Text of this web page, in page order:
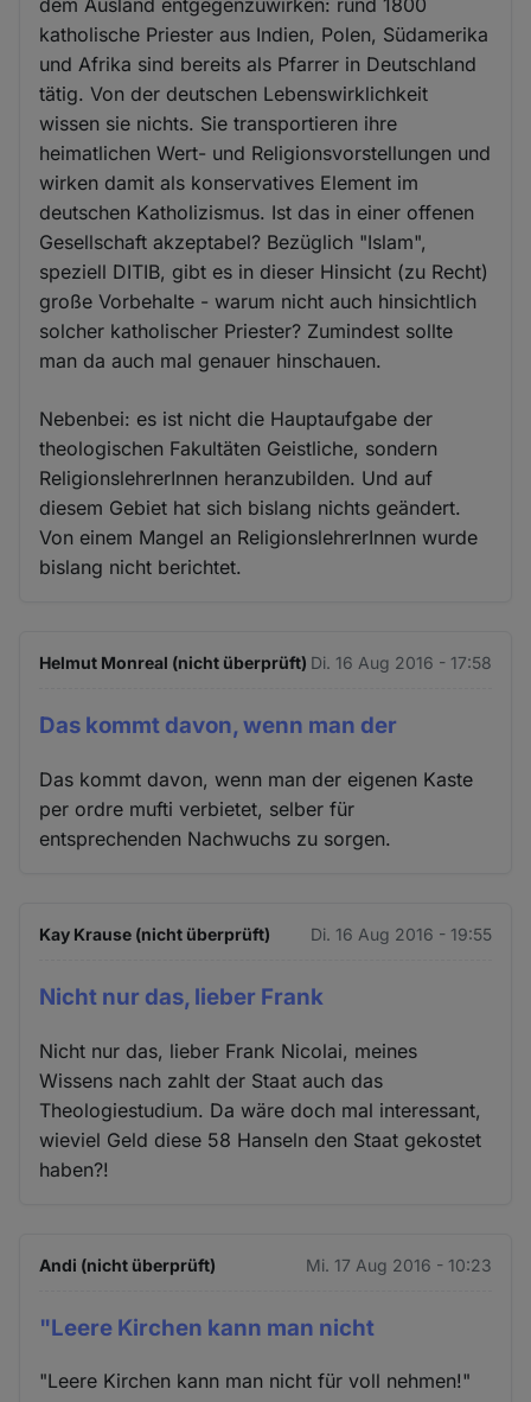
dem Ausland entgegenzuwirken: rund 1800
katholische Priester aus Indien, Polen, Südamerika
und Afrika sind bereits als Pfarrer in Deutschland
tätig. Von der deutschen Lebenswirklichkeit
wissen sie nichts. Sie transportieren ihre
heimatlichen Wert- und Religionsvorstellungen und
wirken damit als konservatives Element im
deutschen Katholizismus. Ist das in einer offenen
Gesellschaft akzeptabel? Bezüglich "Islam",
speziell DITIB, gibt es in dieser Hinsicht (zu Recht)
große Vorbehalte - warum nicht auch hinsichtlich
solcher katholischer Priester? Zumindest sollte
man da auch mal genauer hinschauen.
Nebenbei: es ist nicht die Hauptaufgabe der
theologischen Fakultäten Geistliche, sondern
ReligionslehrerInnen heranzubilden. Und auf
diesem Gebiet hat sich bislang nichts geändert.
Von einem Mangel an ReligionslehrerInnen wurde
bislang nicht berichtet.
Helmut Monreal (nicht überprüft) Di. 16 Aug 2016 - 17:58
Das kommt davon, wenn man der
Das kommt davon, wenn man der eigenen Kaste
per ordre mufti verbietet, selber für
entsprechenden Nachwuchs zu sorgen.
Kay Krause (nicht überprüft) Di. 16 Aug 2016 - 19:55
Nicht nur das, lieber Frank
Nicht nur das, lieber Frank Nicolai, meines
Wissens nach zahlt der Staat auch das
Theologiestudium. Da wäre doch mal interessant,
wieviel Geld diese 58 Hanseln den Staat gekostet
haben?!
Andi (nicht überprüft) Mi. 17 Aug 2016 - 10:23
"Leere Kirchen kann man nicht
"Leere Kirchen kann man nicht für voll nehmen!"